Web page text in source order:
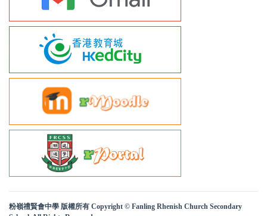
粉嶺禮賢會中學 版權所有 Copyright © Fanling Rhenish Church Secondary